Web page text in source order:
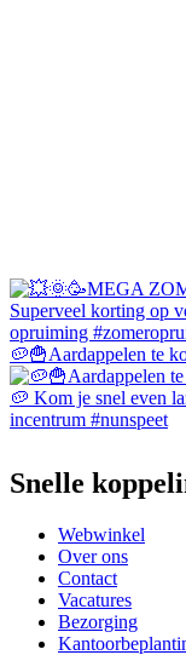
🥔🍟Aardappelen te
Snelle
Webwinkel
Over ons
Contact
Vacatures
Bezorging